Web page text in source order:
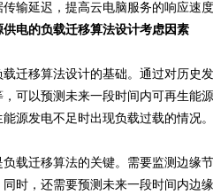
输延迟，提高云电脑服务的响应速
电的负载迁移算法设计考虑因素
迁移算法设计的基础。通过对历史
可以预测未来一段时间内可再生能
源发电不足时出现负载过载的情况。
载迁移算法的关键。需要监测边缘
时，还需要预测未来一段时间内边